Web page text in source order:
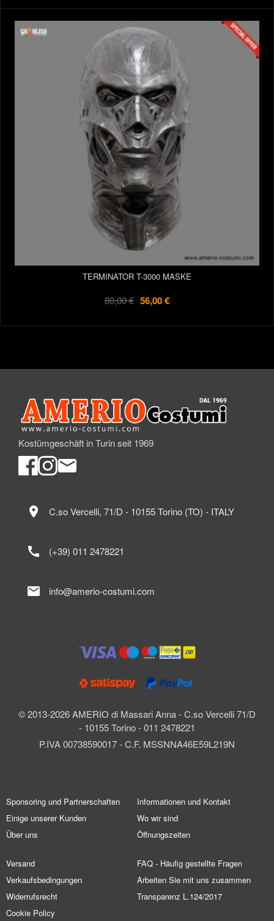
TERMINATOR T-3000 MASKE
80,00 € 56,00 €
Kostümgeschäft in Turin seit 1969
© 2013-2026 AMERIO di Massari Anna - C.so Vercelli 71/D
- 10155 Torino - 011 2478221
P.IVA 00738590017 - C.F. MSSNNA46E59L219N
location_on C.so Vercelli, 71/D - 10155 Torino (TO) - ITALY
call (+39) 011 2478221
mail info@amerio-costumi.com
Sponsoring und Partnerschaften
Einige unserer Kunden
Über uns
Informationen und Kontakt
Wo wir sind
Öffnungszeiten
Versand
Verkaufsbedingungen
Widerrufsrecht
Cookie Policy
FAQ - Häufig gestellte Fragen
Arbeiten Sie mit uns zusammen
Transparenz L.124/2017